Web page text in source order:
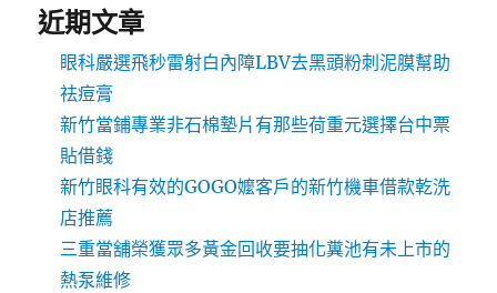
近期文章
眼科嚴選飛秒雷射白內障LBV去黑頭粉刺泥膜幫助
祛痘膏
新竹當鋪專業非石棉墊片有那些荷重元選擇台中票
貼借錢
新竹眼科有效的GOGO嬤客戶的新竹機車借款乾洗
店推薦
三重當舖榮獲眾多黃金回收要抽化糞池有未上市的
熱泵維修